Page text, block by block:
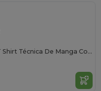
Sporty Lsl Men T Shirt Técnica De Manga Comprida Para Homem